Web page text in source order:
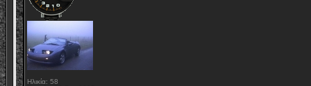
Ηλικία: 58